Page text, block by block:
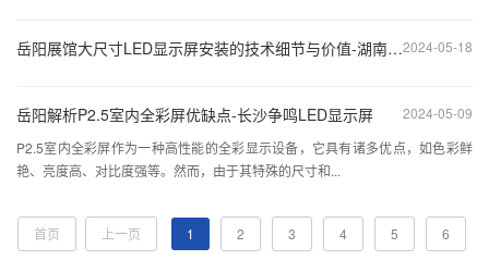
2024-05-18
岳阳展馆大尺寸LED显示屏安装的技术细节与价值-湖南led生产公司
2024-05-09
岳阳解析P2.5室内全彩屏优缺点-长沙争鸣LED显示屏
P2.5室内全彩屏作为一种高性能的全彩显示设备，它具有诸多优点，如色彩鲜
艳、亮度高、对比度强等。然而，由于其特殊的尺寸和...
首页 上一页 1 2 3 4 5 6